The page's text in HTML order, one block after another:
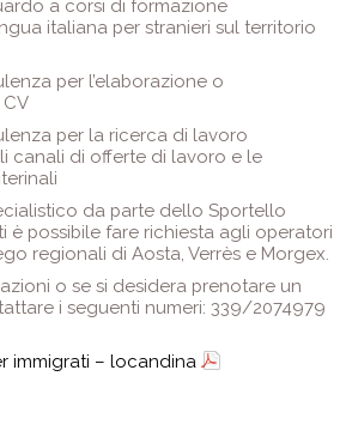
a corsi di formazione
italiana per stranieri sul territorio
per l’elaborazione o
per la ricerca di lavoro
canali di offerte di lavoro e le
da parte dello Sportello
è possibile fare richiesta agli operatori
regionali di Aosta, Verrès e Morgex.
o se si desidera prenotare un
i seguenti numeri: 339/2074979
immigrati – locandina